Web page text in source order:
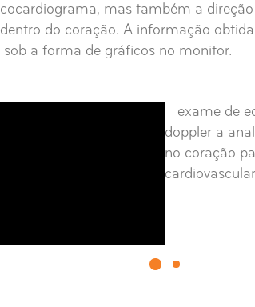
mas também a
do coração. A informação
sob a forma de gráficos no monitor.